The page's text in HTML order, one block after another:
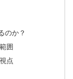
のか？
囲
点